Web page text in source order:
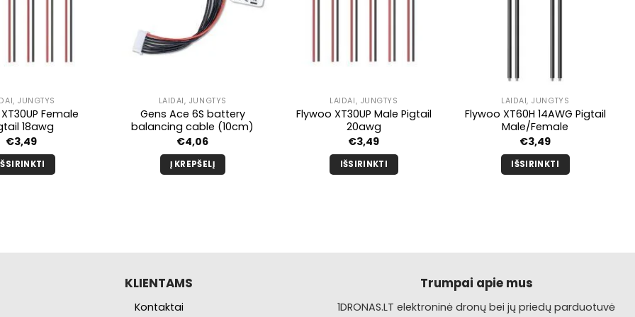
JUNGTYS
Female
18awg
€3,49
LAIDAI, JUNGTYS
Gens Ace 6S battery
balancing cable (10cm)
€4,06
Į KREPŠELĮ
LAIDAI, JUNGTYS
Flywoo XT30UP Male Pigtail
20awg
€3,49
IŠSIRINKTI
produkto
LAIDAI, JUNGTYS
Flywoo XT60H 14AWG Pigtail
Male/Female
€3,49
IŠSIRINKTI
produkto
KLIENTAMS
Kontaktai
Trumpai apie mus
1DRONAS.LT elektroninė dronų bei jų priedų parduotuvė